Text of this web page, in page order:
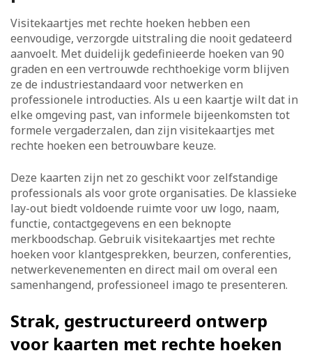
Visitekaartjes met rechte hoeken hebben een
eenvoudige, verzorgde uitstraling die nooit gedateerd
aanvoelt. Met duidelijk gedefinieerde hoeken van 90
graden en een vertrouwde rechthoekige vorm blijven
ze de industriestandaard voor netwerken en
professionele introducties. Als u een kaartje wilt dat in
elke omgeving past, van informele bijeenkomsten tot
formele vergaderzalen, dan zijn visitekaartjes met
rechte hoeken een betrouwbare keuze.
Deze kaarten zijn net zo geschikt voor zelfstandige
professionals als voor grote organisaties. De klassieke
lay-out biedt voldoende ruimte voor uw logo, naam,
functie, contactgegevens en een beknopte
merkboodschap. Gebruik visitekaartjes met rechte
hoeken voor klantgesprekken, beurzen, conferenties,
netwerkevenementen en direct mail om overal een
samenhangend, professioneel imago te presenteren.
Strak, gestructureerd ontwerp
voor kaarten met rechte hoeken